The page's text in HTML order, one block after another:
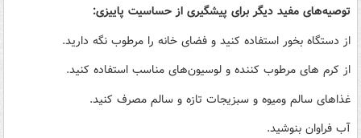
توصیه‌های مفید دیگر برای پیشگیری از حساسیت پاییزی:
از دستگاه بخور استفاده کنید و فضای خانه را مرطوب نگه دارید.
از کرم های مرطوب کننده و لوسیون‌های مناسب استفاده کنید.
غذاهای سالم ومیوه و سبزیجات تازه و سالم مصرف کنید.
آب فراوان بنوشید.